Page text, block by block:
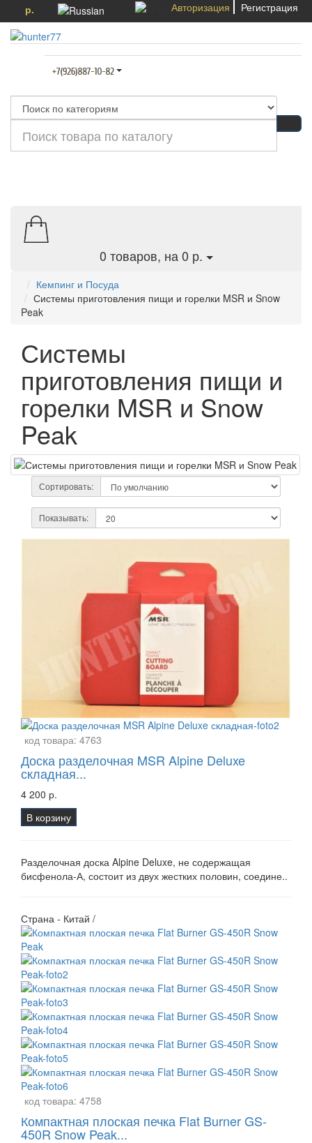
р. Авторизация Регистрация
0 товаров, на 0 р.
Кемпинг и Посуда
Системы приготовления пищи и горелки MSR и Snow
Peak
Системы
приготовления пищи и
горелки MSR и Snow
Peak
Сортировать:
Показывать:
код товара: 4763
Доска разделочная MSR Alpine Deluxe
складная...
4 200 р.
В корзину
Разделочная доска Alpine Deluxe, не содержащая
бисфенола-А, состоит из двух жестких половин, соедине..
Страна - Китай /
код товара: 4758
Компактная плоская печка Flat Burner GS-
450R Snow Peak...